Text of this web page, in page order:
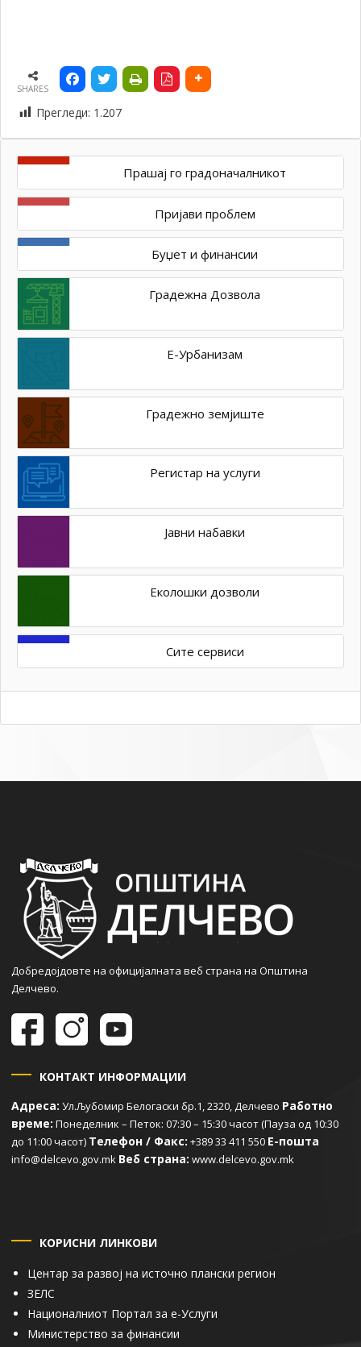
SHARES
Прегледи: 1.207
Прашај го градоначалникот
Пријави проблем
Буџет и финансии
Градежна Дозвола
Е-Урбанизам
Градежно земјиште
Регистар на услуги
Јавни набавки
Еколошки дозволи
Сите сервиси
Добредојдовте на официјалната веб страна на Општина
Делчево.
КОНТАКТ ИНФОРМАЦИИ
Адреса: Ул.Љубомир Белогаски бр.1, 2320, Делчево Работно
време: Понеделник – Петок: 07:30 – 15:30 часот (Пауза од 10:30
до 11:00 часот) Телефон / Факс: +389 33 411 550 Е-пошта
info@delcevo.gov.mk Веб страна: www.delcevo.gov.mk
КОРИСНИ ЛИНКОВИ
Центар за развој на источно плански регион
ЗЕЛС
Националниот Портал за е-Услуги
Министерство за финансии